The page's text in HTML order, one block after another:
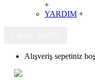
+
YARDIM +
Alışveriş sepetiniz